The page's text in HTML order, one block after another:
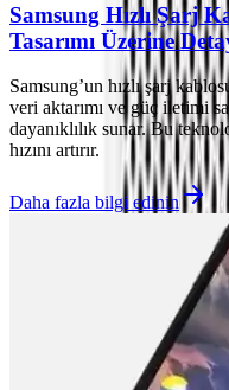
Samsung Hızlı Şarj
Tasarımı Üzerine
Samsung’un hızlı şarj
veri aktarımı ve güç iletimi
dayanıklılık sunar. Bu
hızını artırır.
Daha fazla bilgi edinin